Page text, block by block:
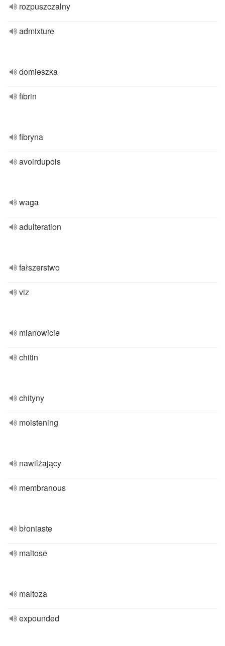
rozpuszczalny
admixture
domieszka
fibrin
fibryna
avoirdupois
waga
adulteration
fałszerstwo
viz
mianowicie
chitin
chityny
moistening
nawilżający
membranous
błoniaste
maltose
maltoza
expounded